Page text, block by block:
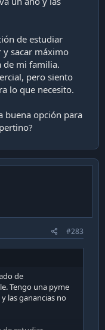
de estudiar
y sacar máximo
de mi familia.
pero siento
lo que necesito.
buena opción para
#283
de
Tengo una pyme
las ganancias no